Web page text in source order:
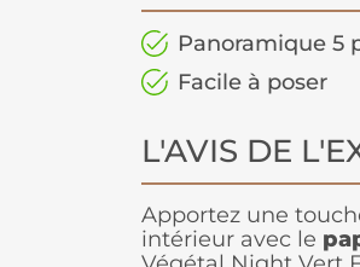
Panoramique 5
Facile à poser
L'AVIS DE
Apportez une
intérieur avec le